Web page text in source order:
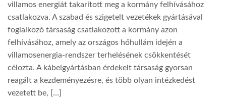
villamos energiát takarított meg a kormány felhívásához
csatlakozva. A szabad és szigetelt vezetékek gyártásával
foglalkozó társaság csatlakozott a kormány azon
felhívásához, amely az országos hőhullám idején a
villamosenergia-rendszer terhelésének csökkentését
célozta. A kábelgyártásban érdekelt társaság gyorsan
reagált a kezdeményezésre, és több olyan intézkedést
vezetett be, […]